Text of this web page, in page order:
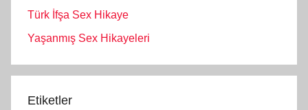
Türk İfşa Sex Hikaye
Yaşanmış Sex Hikayeleri
Etiketler